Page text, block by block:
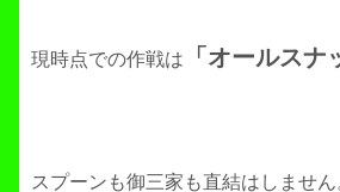
現時点での作戦は 「オールスナ
スプーンも御三家も直結はしませ